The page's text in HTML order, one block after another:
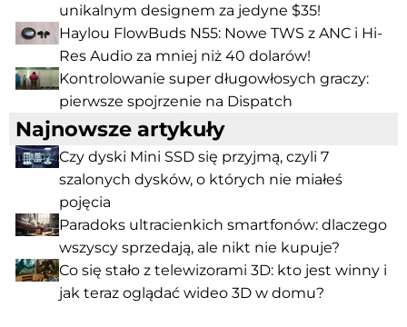
unikalnym designem za jedyne $35!
Haylou FlowBuds N55: Nowe TWS z ANC i Hi-
Res Audio za mniej niż 40 dolarów!
Kontrolowanie super długowłosych graczy:
pierwsze spojrzenie na Dispatch
Najnowsze artykuły
Czy dyski Mini SSD się przyjmą, czyli 7
szalonych dysków, o których nie miałeś
pojęcia
Paradoks ultracienkich smartfonów: dlaczego
wszyscy sprzedają, ale nikt nie kupuje?
Co się stało z telewizorami 3D: kto jest winny i
jak teraz oglądać wideo 3D w domu?